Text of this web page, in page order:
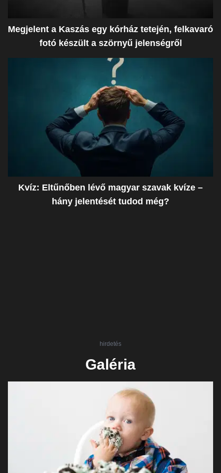
Megjelent a Kaszás egy kórház tetején, felkavaró
fotó készült a szörnyű jelenségről
Kvíz: Eltűnőben lévő magyar szavak kvíze –
hány jelentését tudod még?
hirdetés
Galéria